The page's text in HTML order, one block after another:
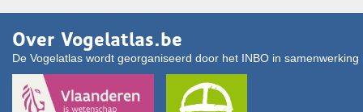
Over Vogelatlas.be
De Vogelatlas wordt georganiseerd door het INBO in